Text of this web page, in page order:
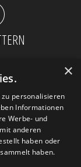
×
personalisieren
Informationen
Werbe- und
anderen
haben oder
haben.